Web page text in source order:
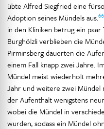
übte Alfred Siegfried eine
Adoption seines Mündels aus.66
in den Kliniken betrug ein
Burghölzli verblieben die
Pirminsberg dauerten die
einem Fall knapp zwei Jahre.
Mündel meist wiederholt
Jahr und weitere zwei Mündel
der Aufenthalt wenigstens
wobei die Mündel in
wurden, sodass ein Mündel